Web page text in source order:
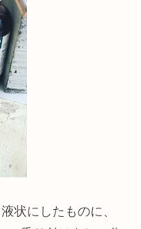
状にしたものに、